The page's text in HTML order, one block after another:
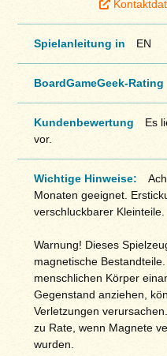
Spielanleitung in EN
BoardGameGeek-Rating
Kundenbewertung
Es
vor.
Wichtige Hinweise:
Monaten geeignet.
verschluckbarer Kleinteile.
Warnung! Dieses
magnetische
menschlichen Körper
Gegenstand anziehen,
Verletzungen
zu Rate, wenn Magnete
wurden.